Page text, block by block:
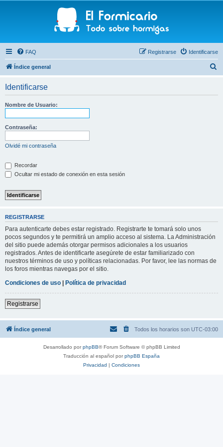
FAQ Identificarse
Registrarse
Índice general
Identificarse
Nombre de Usuario:
Contraseña:
Olvidé mi contraseña
Recordar
Ocultar mi estado de conexión en esta sesión
REGISTRARSE
Para autenticarte debes estar registrado. Registrarte te tomará solo unos
pocos segundos y te permitirá un amplio acceso al sistema. La Administración
del sitio puede además otorgar permisos adicionales a los usuarios
registrados. Antes de identificarte asegúrete de estar familiarizado con
nuestros términos de uso y políticas relacionadas. Por favor, lee las normas de
los foros mientras navegas por el sitio.
Condiciones de uso | Política de privacidad
Registrarse
Índice general Todos los horarios son UTC-03:00
Desarrollado porphpBB® Forum Software © phpBB Limited
Traducción al español porphpBB España
Privacidad | Condiciones